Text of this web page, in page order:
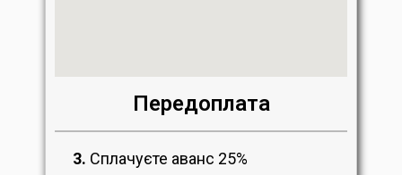
Передоплата
3. Сплачуєте аванс 25%